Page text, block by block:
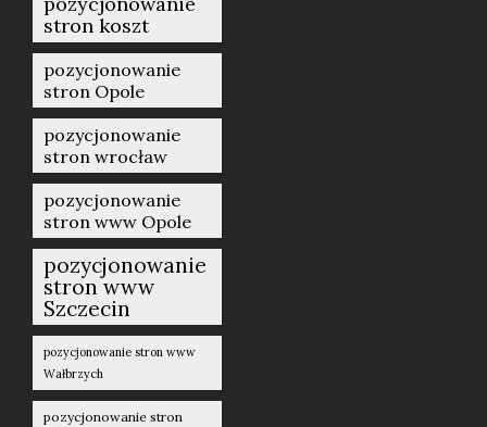
stron koszt
pozycjonowanie
stron Opole
pozycjonowanie
stron wrocław
pozycjonowanie
stron www Opole
pozycjonowanie
stron www
Szczecin
pozycjonowanie stron www
Wałbrzych
pozycjonowanie stron